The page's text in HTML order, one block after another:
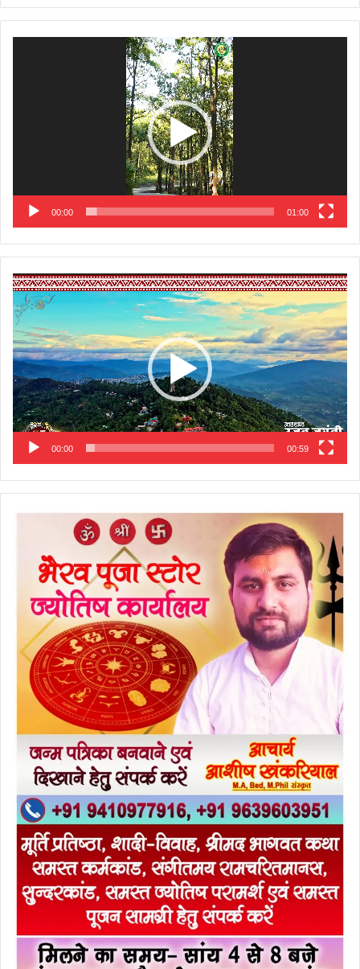
00:00 01:00
Video
Player
00:00 00:59